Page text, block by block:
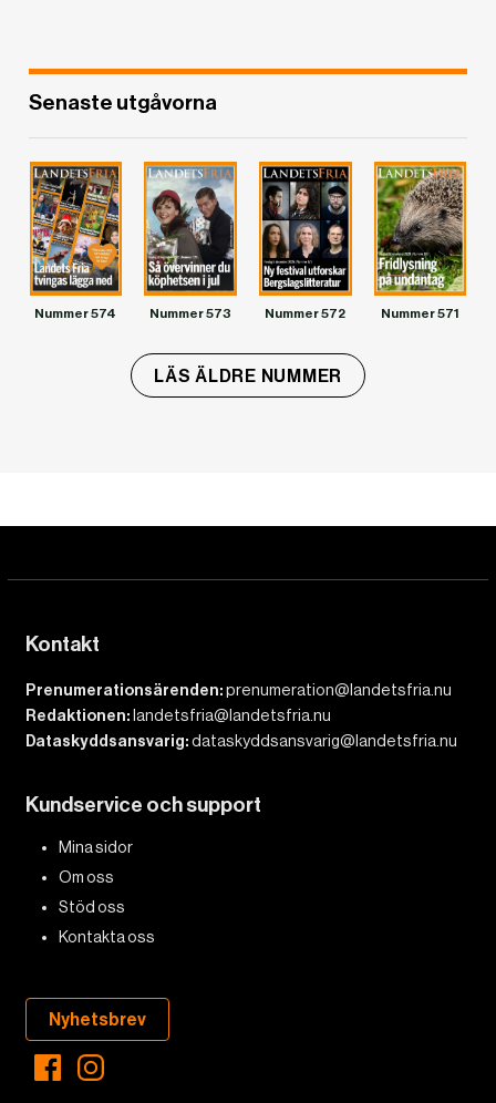
Senaste utgåvorna
Nummer 574 Nummer 573 Nummer 572 Nummer 571
LÄS ÄLDRE NUMMER
Kontakt
Prenumerationsärenden:prenumeration@landetsfria.nu
Redaktionen: landetsfria@landetsfria.nu
Dataskyddsansvarig:dataskyddsansvarig@landetsfria.nu
Kundservice och support
Mina sidor
Om oss
Stöd oss
Kontakta oss
Nyhetsbrev